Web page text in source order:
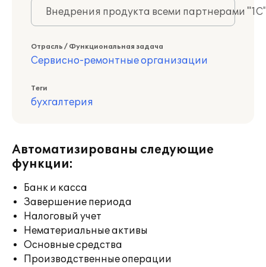
Внедрения продукта всеми партнерами
Отрасль / Функциональная задача
Сервисно-ремонтные организации
Теги
бухгалтерия
Автоматизированы следующие
функции:
Банк и касса
Завершение периода
Налоговый учет
Нематериальные активы
Основные средства
Производственные операции